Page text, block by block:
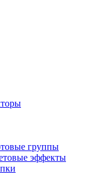
группы
эффекты